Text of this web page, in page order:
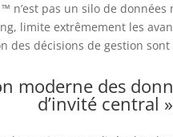
n’est pas un silo de données
limite extrêmement les
des décisions de gestion
moderne des
d’invité central »